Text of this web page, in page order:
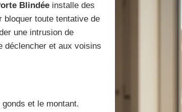
Blindée installe des
toute tentative de
une intrusion de
déclencher et aux voisins
et le montant.